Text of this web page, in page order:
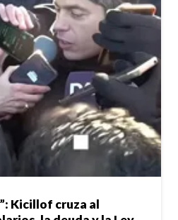
Kicillof cruza al